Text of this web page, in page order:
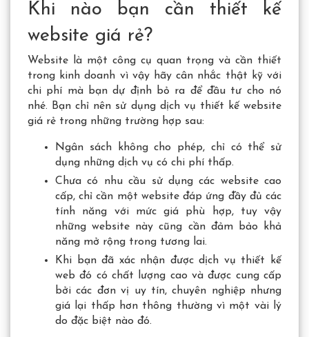
Khi nào bạn cần thiết kế
website giá rẻ?
Website là một công cụ quan trọng và cần thiết
trong kinh doanh vì vậy hãy cân nhắc thật kỹ với
chi phí mà bạn dự định bỏ ra để đầu tư cho nó
nhé. Bạn chỉ nên sử dụng dịch vụ thiết kế website
giá rẻ trong những trường hợp sau:
Ngân sách không cho phép, chỉ có thể sử
dụng những dịch vụ có chi phí thấp.
Chưa có nhu cầu sử dụng các website cao
cấp, chỉ cần một website đáp ứng đầy đủ các
tính năng với mức giá phù hợp, tuy vậy
những website này cũng cần đảm bảo khả
năng mở rộng trong tương lai.
Khi bạn đã xác nhận được dịch vụ thiết kế
web đó có chất lượng cao và được cung cấp
bởi các đơn vị uy tín, chuyên nghiệp nhưng
giá lại thấp hơn thông thường vì một vài lý
do đặc biệt nào đó.